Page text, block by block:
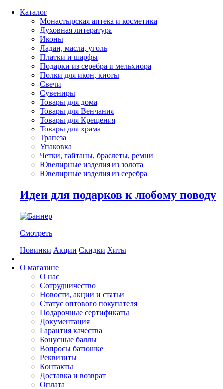
Каталог
Монастырская аптека и косметика
Духовная литература
Иконы
Ладан, масла, уголь
Платки и шарфы
Подарки из серебра и мельхиора
Полки для икон, киоты
Свечи
Сувениры
Товары для дома
Товары для Венчания
Товары для Крещения
Товары для храма
Трапеза
Упаковка
Четки, гайтаны, браслеты, ремни
Ювелирные изделия из золота
Ювелирные изделия из серебра
Идеи для подарков к любому поводу
Смотреть
Новинки Акции Скидки Хиты
О магазине
О нас
Сотрудничество
Новости, акции и статьи
Статус оптового покупателя
Подарочные сертификаты
Документация
Гарантия качества
Бонусные баллы
Вопросы батюшке
Реквизиты
Контакты
Доставка и возврат
Оплата